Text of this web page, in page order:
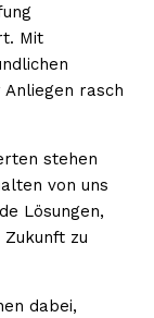
Mit
rasch
stehen
von uns
Lösungen,
zu
dabei,